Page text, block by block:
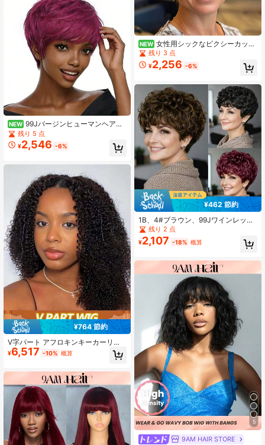
NEW 99Jバージンヒューマンヘアウ
ィッグ 女性用 - ピクシーカット ショ
ートストレートヘア、レースフロン
トなしウィッグ デイリーウェア&パ
性用ウィッグ
残り 5 点
¥2,546 -6%
¥764 節約
V字パート アフロキンキーカーリー
人毛ウィッグ 女性用 180%密度 マシ
ンメイド 自然な見た目 V字パート付
種対応 日常&特別な行事に対応多様
なスタイリング
¥6,517 -10% 概算
NEW 女性用シックなピクシーカット
ウィッグ 180%密度 ブラジリアンレ
ミー人毛 レイヤード P4/27カラー、
日常着用&パーティー&ホリデーに適
ィッグ
残り 3 点
¥2,256 -6%
¥462 節約
1B、4#ブラウン、99Jワインレッド
フラッフィー カーリー ウェーブ シ
ョートバング ウィッグ、ブラジリア
ン バージンヘア、グルーフリー、デ
マス、フェスティバル、韓国文化に
適しています
残り 2 点
¥2,107 -18% 概算
5
9AM HAIR STORE